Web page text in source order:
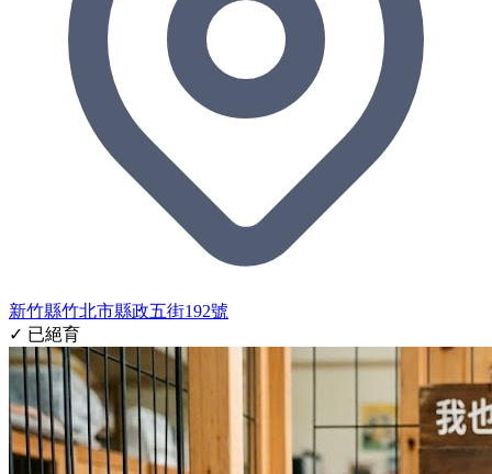
新竹縣竹北市縣政五街192號
✓ 已絕育